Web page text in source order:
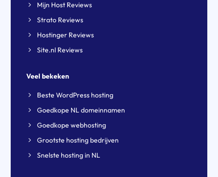
Mijn Host Reviews
Strato Reviews
Hostinger Reviews
Site.nl Reviews
Veel bekeken
Beste WordPress hosting
Goedkope NL domeinnamen
Goedkope webhosting
Grootste hosting bedrijven
Snelste hosting in NL